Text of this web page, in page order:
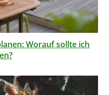
Worauf sollte ich